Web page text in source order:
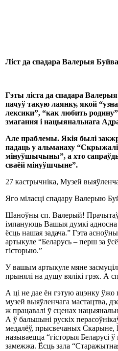
Ліст да спадара Валерыя
Гэты ліста да спадара
пачуў такую лаянку, якой
лексики”, “как любить родину”
змагання і нацыянальнага
Але праблемы. Якія былі
падаць у альманаху “Скрыжалі
мінуўшычыны”, а хто сапраўды
сваёй мінуўшчыне”.
27 кастрычніка, Музей
Яго міласці спадару Валерыю
Шаноўны сп. Валерый! Прачытаў
імпануюць Вашыя думкі адносна
ёсць нашая задача.” Гэта
артыкуле “Беларусь – перш за
гісторыю.”
У вашым артыкуле мяне
прынялі на душу вялікі грэх. А
А ці не дае ён гэтую ацэнку
музей выяўленчага мастацтва,
ж працавалі ў сценах
А ў бальшыні рускіх
медалёў, прысвечаных Скарыне,
называецца “гісторыя Беларусі
замежжа. Ёсць зала